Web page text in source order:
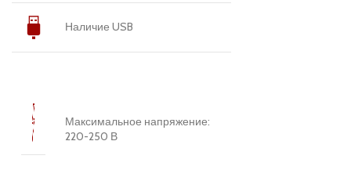
Наличие USB
Максимальное напряжение:
220-250 В